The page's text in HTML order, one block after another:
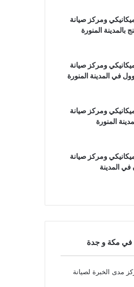
ومركز صيانة
بالمدينة المنورة
ومركز صيانة
في المدينة المنورة
ومركز صيانة
المنورة
ومركز صيانة
المدينة
في مكة و جدة
مدى الخبرة لصيانة